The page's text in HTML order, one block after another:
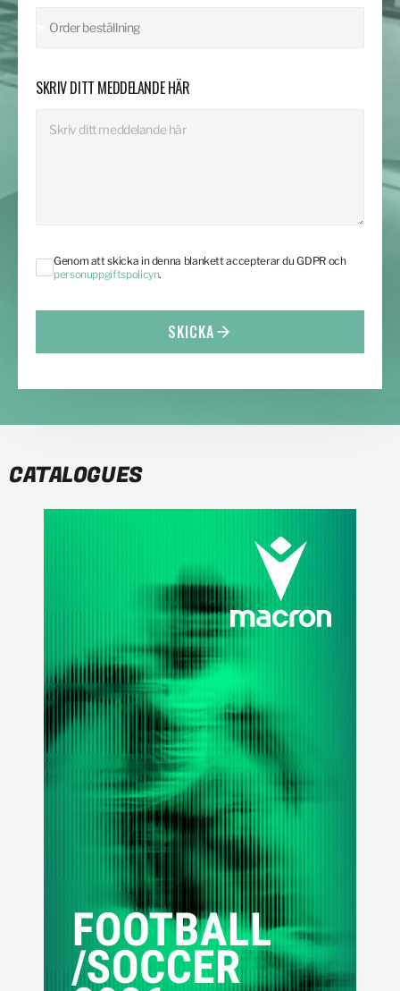
SKRIV DITT MEDDELANDE HÄR
Genom att skicka in denna blankett accepterar du GDPR och
personuppgiftspolicyn.
SKICKA
CATALOGUES